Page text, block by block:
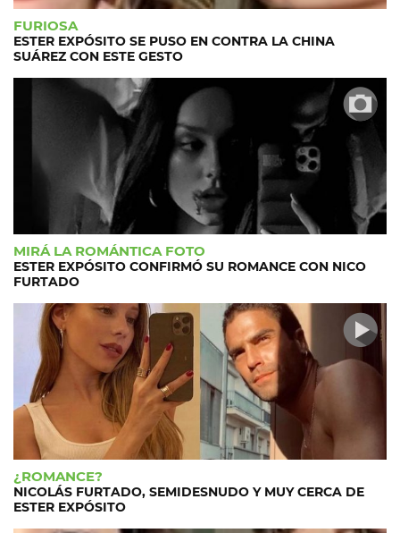
FURIOSA
ESTER EXPÓSITO SE PUSO EN CONTRA LA CHINA
SUÁREZ CON ESTE GESTO
MIRÁ LA ROMÁNTICA FOTO
ESTER EXPÓSITO CONFIRMÓ SU ROMANCE CON NICO
FURTADO
¿ROMANCE?
NICOLÁS FURTADO, SEMIDESNUDO Y MUY CERCA DE
ESTER EXPÓSITO